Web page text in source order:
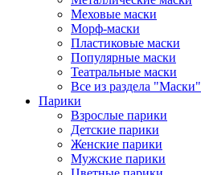
Меховые маски
Морф-маски
Пластиковые маски
Популярные маски
Театральные маски
Все из раздела "Маски"
Парики
Взрослые парики
Детские парики
Женские парики
Мужские парики